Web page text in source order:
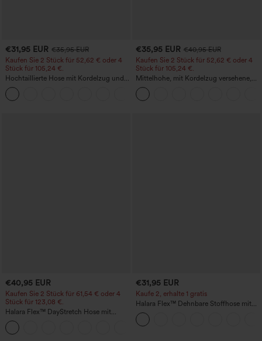
€31,95 EUR €35,95 EUR
Kaufen Sie 2 Stück für 52,62 € oder 4
Stück für 105,24 €.
Hochtaillierte Hose mit Kordelzug und
Taschen, weitem Bein, lässig und locker
in Leinenoptik
€35,95 EUR €40,95 EUR
Kaufen Sie 2 Stück für 52,62 € oder 4
Stück für 105,24 €.
Mittelhohe, mit Kordelzug versehene,
schnelltrocknende Golfhose mit schmal
zulaufendem Schnitt, abgerundetem
Saum und Taschen – UPF 40+
€40,95 EUR
Kaufen Sie 2 Stück für 61,54 € oder 4
Stück für 123,08 €.
Halara Flex™ DayStretch Hose mit
mittlerer Bundhöhe, seitlicher
Reißverschlusstasche und
Work‑Flare‑Schnitt
€31,95 EUR
Kaufe 2, erhalte 1 gratis
Halara Flex™ Dehnbare Stoffhose mit
hohem Bund und Seitentasche hinten